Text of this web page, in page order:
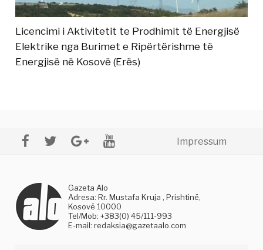
Licencimi i Aktivitetit te Prodhimit të Energjisë
Elektrike nga Burimet e Ripërtërishme të
Energjisë në Kosovë (Erës)
Impressum
Gazeta Alo
Adresa: Rr. Mustafa Kruja , Prishtinë,
Kosovë 10000
Tel/Mob: +383(0) 45/111-993
E-mail:redaksia@gazetaalo.com